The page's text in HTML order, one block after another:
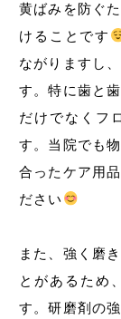
黄ばみを防ぐ
けることです
ながりますし
す。特に歯と
だけでなくフ
す。当院でも
合ったケア用
ださい
また、強く磨
とがあるため
す。研磨剤の